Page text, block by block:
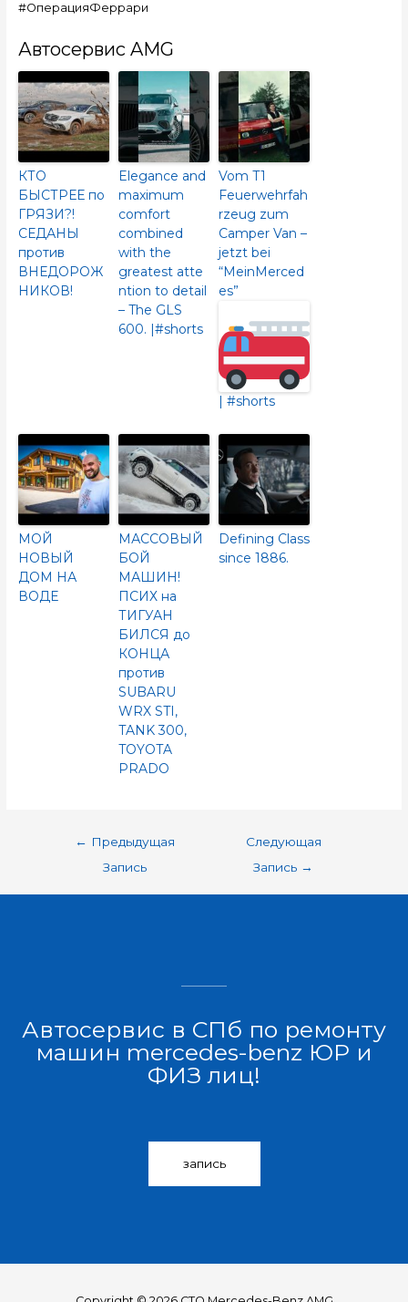
#ОперацияФеррари
Автосервис AMG
КТО
БЫСТРЕЕ по
ГРЯЗИ?!
СЕДАНЫ
против
ВНЕДОРОЖ
НИКОВ!
Elegance and
maximum
comfort
combined
with the
greatest atte
ntion to detail
– The GLS
600.​ |#shorts
Vom T1
Feuerwehrfah
rzeug zum
Camper Van –
jetzt bei
“MeinMerced
es”
| #shorts
МОЙ
НОВЫЙ
ДОМ НА
ВОДЕ
МАССОВЫЙ
БОЙ
МАШИН!
ПСИХ на
ТИГУАН
БИЛСЯ до
КОНЦА
против
SUBARU
WRX STI,
TANK 300,
TOYOTA
PRADO
Defining Class
since 1886.
← Предыдущая
Запись
Следующая
Запись →
Автосервис в СПб по ремонту
машин mercedes-benz ЮР и
ФИЗ лиц!
запись